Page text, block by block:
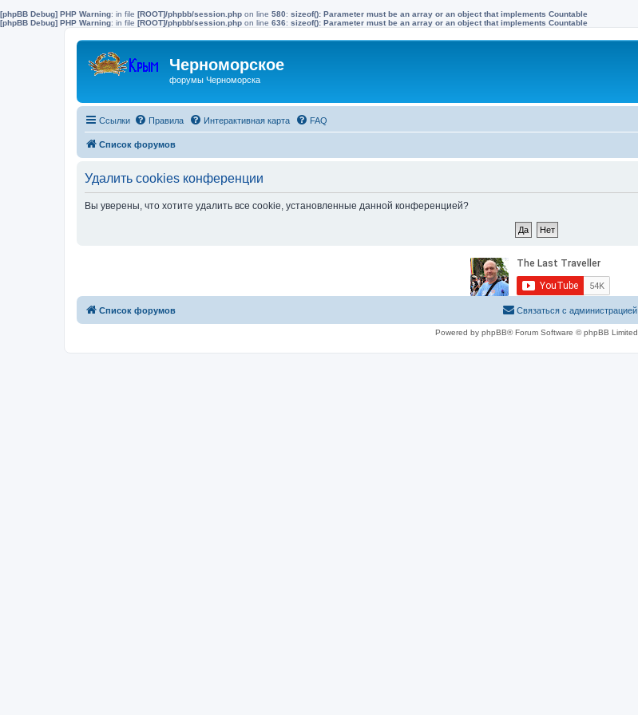
[phpBB Debug] PHP Warning: in file [ROOT]/phpbb/session.php on line 580: sizeof(): Parameter must be an array or an object that implements Countable
[phpBB Debug] PHP Warning: in file [ROOT]/phpbb/session.php on line 636: sizeof(): Parameter must be an array or an object that implements Countable
Черноморское
форумы Черноморска
Ссылки Правила Интерактивная карта FAQ
Список форумов
Удалить cookies конференции
Вы уверены, что хотите удалить все cookie, установленные данной конференцией?
Список форумов Связаться с администрацией
Powered by phpBB® Forum Software © phpBB Limited